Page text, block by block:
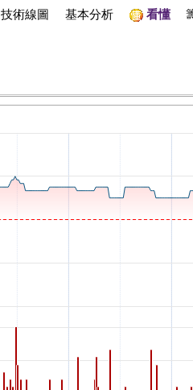
技術線圖 基本分析 看懂